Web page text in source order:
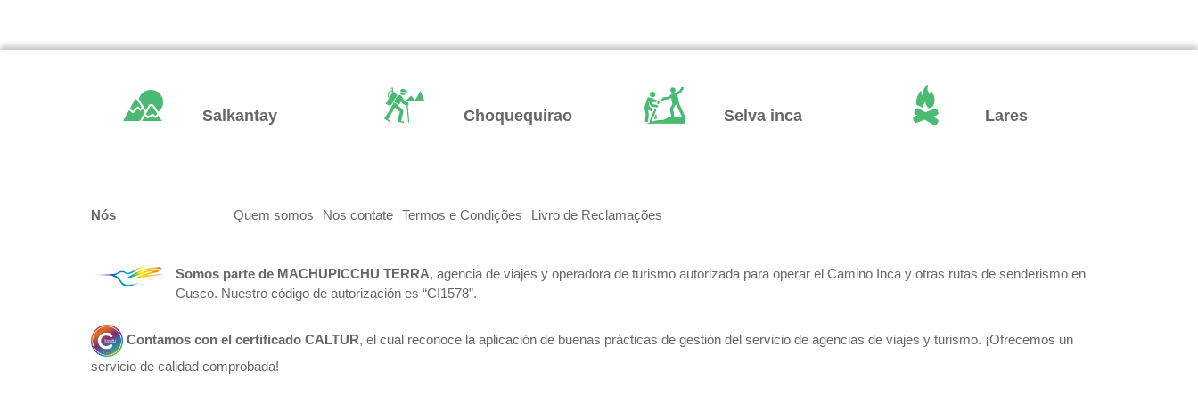
Salkantay Choquequirao Selva inca Lares
Nós Quem somos Nos contate Termos e Condições Livro de Reclamações
Somos parte de MACHUPICCHU TERRA, agencia de viajes y operadora de turismo autorizada para operar el Camino Inca y otras rutas de senderismo en
Cusco. Nuestro código de autorización es “CI1578”.
Contamos con el certificado CALTUR, el cual reconoce la aplicación de buenas prácticas de gestión del servicio de agencias de viajes y turismo. ¡Ofrecemos un
servicio de calidad comprobada!